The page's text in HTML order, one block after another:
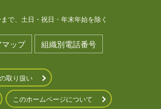
で、土日・祝日・年末年始を除く
マップ 組織別電話番号
取り扱い
このホームページについて